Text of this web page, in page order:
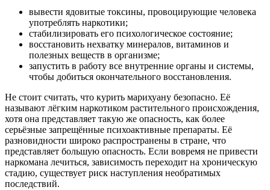
вывести ядовитые токсины, провоцирующие человека
употреблять наркотики;
стабилизировать его психологическое состояние;
восстановить нехватку минералов, витаминов и
полезных веществ в организме;
запустить в работу все внутренние органы и системы,
чтобы добиться окончательного восстановления.
Не стоит считать, что курить марихуану безопасно. Её
называют лёгким наркотиком растительного происхождения,
хотя она представляет такую же опасность, как более
серьёзные запрещённые психоактивные препараты. Её
разновидности широко распространены в стране, что
представляет большую опасность. Если вовремя не привести
наркомана лечиться, зависимость переходит на хроническую
стадию, существует риск наступления необратимых
последствий.